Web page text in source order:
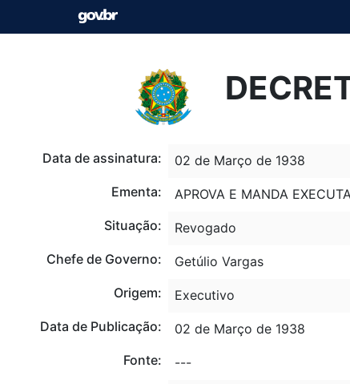
Data de assinatura:
02 de Março de 1938
Ementa:
APROVA E MANDA
Situação:
Revogado
Chefe de Governo:
Getúlio Vargas
Origem:
Executivo
Data de Publicação:
02 de Março de 1938
Fonte:
---